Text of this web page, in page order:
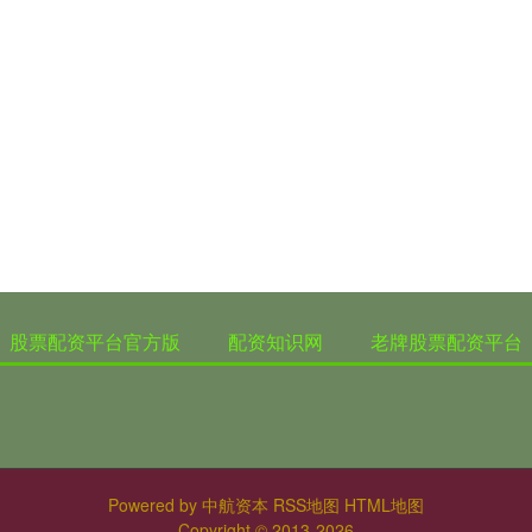
股票配资平台官方版 配资知识网 老牌股票配资平台
Powered by 中航资本 RSS地图 HTML地图